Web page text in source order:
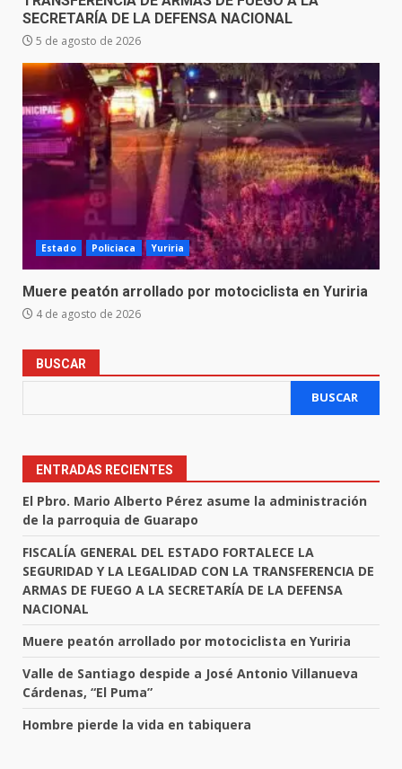
SECRETARÍA DE LA DEFENSA NACIONAL
5 de agosto de 2026
Estado Policiaca Yuriria
Muere peatón arrollado por motociclista en Yuriria
4 de agosto de 2026
BUSCAR
BUSCAR
ENTRADAS RECIENTES
El Pbro. Mario Alberto Pérez asume la administración
de la parroquia de Guarapo
FISCALÍA GENERAL DEL ESTADO FORTALECE LA
SEGURIDAD Y LA LEGALIDAD CON LA TRANSFERENCIA DE
ARMAS DE FUEGO A LA SECRETARÍA DE LA DEFENSA
NACIONAL
Muere peatón arrollado por motociclista en Yuriria
Valle de Santiago despide a José Antonio Villanueva
Cárdenas, “El Puma”
Hombre pierde la vida en tabiquera